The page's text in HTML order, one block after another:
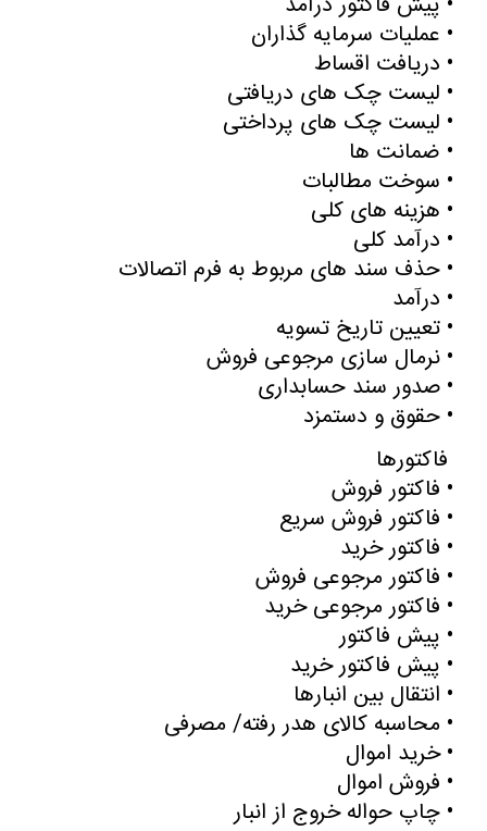
• عملیات سرمایه گذاران
• دریافت اقساط
• لیست چک های دریافتی
• لیست چک های پرداختی
• ضمانت ها
• سوخت مطالبات
• هزینه های کلی
• درآمد کلی
• حذف سند های مربوط به فرم اتصالات
• درآمد
• تعیین تاریخ تسویه
• نرمال سازی مرجوعی فروش
• صدور سند حسابداری
• حقوق و دستمزد
فاکتورها
• فاکتور فروش
• فاکتور فروش سریع
• فاکتور خرید
• فاکتور مرجوعی فروش
• فاکتور مرجوعی خرید
• پیش فاکتور
• پیش فاکتور خرید
• انتقال بین انبارها
• محاسبه کالای هدر رفته/ مصرفی
•خرید اموال
• فروش اموال
• چاپ حواله خروج از انبار